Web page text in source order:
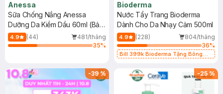
Anessa
Sữa Chống Nắng Anessa
Dưỡng Da Kiềm Dầu 60ml (Bản
Mới)
4.9 (44)
481/tháng
35%
Bioderma
Nước Tẩy Trang Bioderma
Dành Cho Da Nhạy Cảm 500ml
4.9 (228)
804/tháng
36%
Bill 399k Bioderma Tặng Bông
-39% -25 %